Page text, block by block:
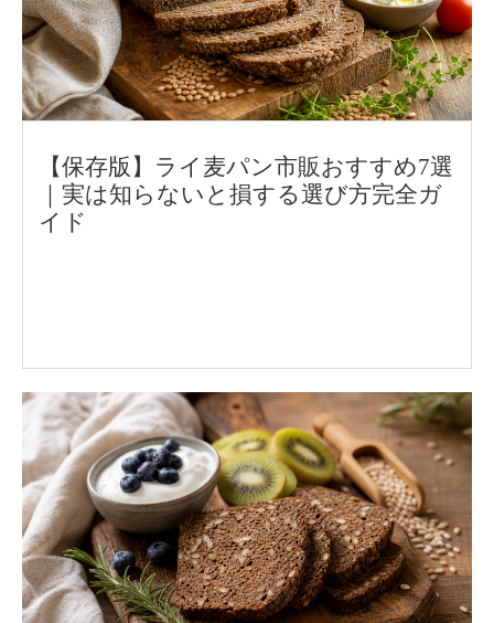
【保存版】ライ麦パン市販おすすめ7選
｜実は知らないと損する選び方完全ガ
イド